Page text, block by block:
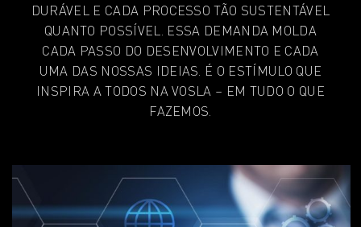
DURÁVEL E CADA PROCESSO TÃO SUSTENTÁVEL
QUANTO POSSÍVEL. ESSA DEMANDA MOLDA
CADA PASSO DO DESENVOLVIMENTO E CADA
UMA DAS NOSSAS IDEIAS. É O ESTÍMULO QUE
INSPIRA A TODOS NA VOSLA – EM TUDO O QUE
FAZEMOS.